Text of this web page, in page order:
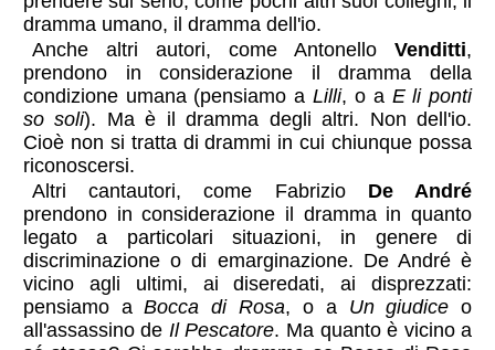
dramma umano, il dramma dell'io.
Anche altri autori, come AntonelloVenditti,
prendono in considerazione il dramma della
condizione umana (pensiamo aLilli, o a E li ponti
so soli). Ma è il dramma degli altri. Non dell'io.
Cioè non si tratta di drammi in cui chiunque possa
riconoscersi.
Altri cantautori, come Fabrizio De André
prendono in considerazione il dramma in quanto
legato a particolari situazioni, in genere di
discriminazione o di emarginazione. De André è
vicino agli ultimi, ai diseredati, ai disprezzati:
pensiamo aBocca di Rosa, o a Un giudice o
all'assassino de Il Pescatore. Ma quanto è vicino a